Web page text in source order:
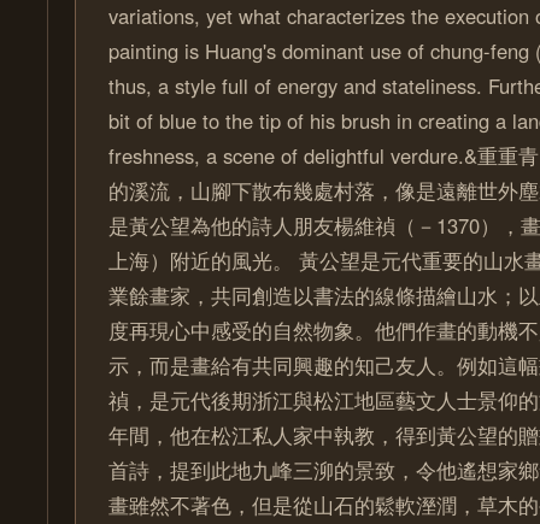
variations, yet what characterizes the execution
painting is Huang's dominant use of chung-feng
thus, a style full of energy and stateliness.
bit of blue to the tip of his brush in creating a
freshness, a scene of delightful verdure.&重重
的溪流，山腳下散布幾處村落，像是遠離世外
是黃公望為他的詩人朋友楊維禎（－1370），
上海）附近的風光。 黃公望是元代重要的山水
業餘畫家，共同創造以書法的線條描繪山水；
度再現心中感受的自然物象。他們作畫的動機
示，而是畫給有共同興趣的知己友人。例如這
禎，是元代後期浙江與松江地區藝文人士景仰
年間，他在松江私人家中執教，得到黃公望的
首詩，提到此地九峰三泖的景致，令他遙想家
畫雖然不著色，但是從山石的鬆軟溼潤，草木